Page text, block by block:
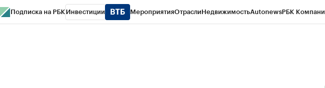
Подписка на РБК Инвестиции МероприятияОтраслиНедвижимостьAutonewsРБК